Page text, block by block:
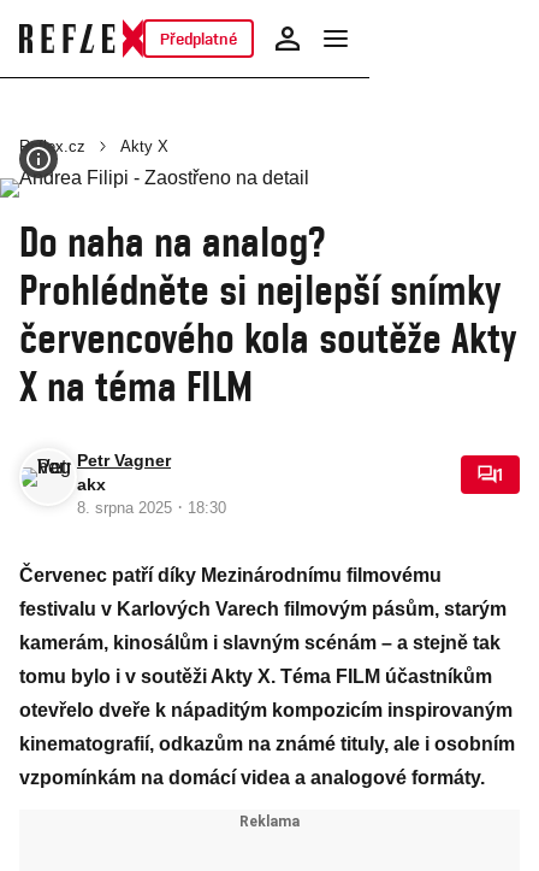
Předplatné
Reflex.cz Akty X
Do naha na analog?
Prohlédněte si nejlepší snímky
červencového kola soutěže Akty
X na téma FILM
Petr Vagner
akx
8. srpna 2025 · 18:30
1
Červenec patří díky Mezinárodnímu filmovému
festivalu v Karlových Varech filmovým pásům, starým
kamerám, kinosálům i slavným scénám – a stejně tak
tomu bylo i v soutěži Akty X. Téma FILM účastníkům
otevřelo dveře k nápaditým kompozicím inspirovaným
kinematografií, odkazům na známé tituly, ale i osobním
vzpomínkám na domácí videa a analogové formáty.